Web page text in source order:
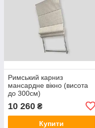
Римський карниз
мансардне вікно (висота
до 300см)
10 260 ₴
Купити